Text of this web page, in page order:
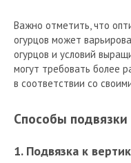
Важно отметить, что
огурцов может
огурцов и условий
могут требовать более
в соответствии со
Способы подвязки
1. Подвязка к